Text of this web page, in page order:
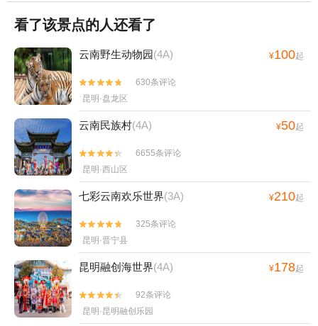
看了该景点的人还看了
云南野生动物园(4A) ¥100起


630条评论
昆明·盘龙区
云南民族村(4A) ¥50起


6655条评论
昆明·西山区
七彩云南欢乐世界(3A) ¥210起


325条评论
昆明·晋宁县
昆明融创海世界(4A) ¥178起


92条评论
昆明·昆明融创乐园